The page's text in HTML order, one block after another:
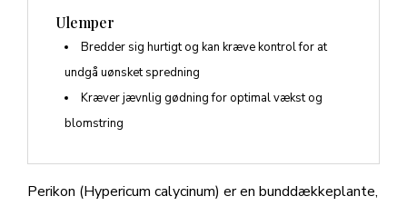
Perikon (Hypericum calycinum) er en bunddækkeplante,
Ulemper
Bredder sig hurtigt og kan kræve kontrol for at
undgå uønsket spredning
Kræver jævnlig gødning for optimal vækst og
blomstring